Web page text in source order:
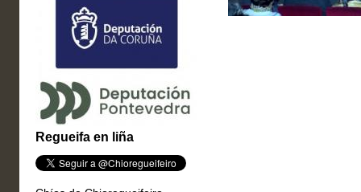
Regueifa en liña